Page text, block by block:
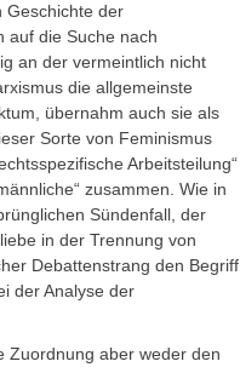
Geschichte der
auf die Suche nach
an der vermeintlich nicht
die allgemeinste
übernahm auch sie als
Sorte von Feminismus
Arbeitsteilung“
zusammen. Wie in
Sündenfall, der
in der Trennung von
Debattenstrang den Begriff
der Analyse der
Zuordnung aber weder den